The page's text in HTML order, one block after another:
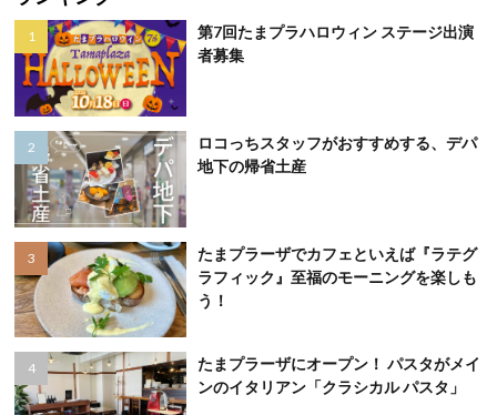
第7回たまプラハロウィン ステージ出演
者募集
ロコっちスタッフがおすすめする、デパ
地下の帰省土産
たまプラーザでカフェといえば『ラテグ
ラフィック』至福のモーニングを楽しも
う！
たまプラーザにオープン！ パスタがメイ
ンのイタリアン「クラシカル パスタ」